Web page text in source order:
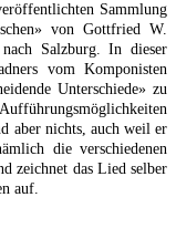
Sammlung
von Gottfried W.
Salzburg. In dieser
vom Komponisten
Unterschiede» zu
aber nichts, auch weil er
die verschiedenen
zeichnet das Lied selber
auf.